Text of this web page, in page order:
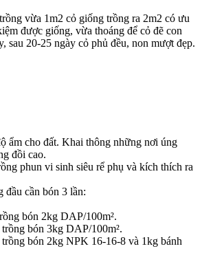
vừa 1m2 cỏ giống trồng ra 2m2 có ưu
được giống, vừa thoáng để cỏ đẽ con
sau 20-25 ngày cỏ phủ đều, non mượt đẹp.
ẩm cho đất. Khai thông những nơi úng
đồi cao.
phun vi sinh siêu rể phụ và kích thích ra
đầu cần bón 3 lần:
bón 2kg DAP/100m².
bón 3kg DAP/100m².
bón 2kg NPK 16-16-8 và 1kg bánh